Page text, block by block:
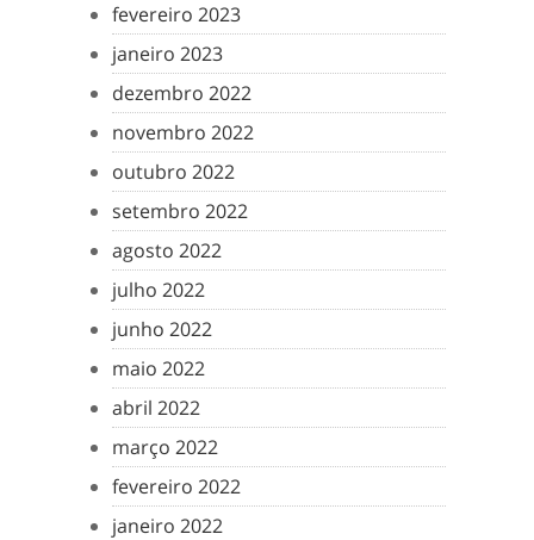
fevereiro 2023
janeiro 2023
dezembro 2022
novembro 2022
outubro 2022
setembro 2022
agosto 2022
julho 2022
junho 2022
maio 2022
abril 2022
março 2022
fevereiro 2022
janeiro 2022